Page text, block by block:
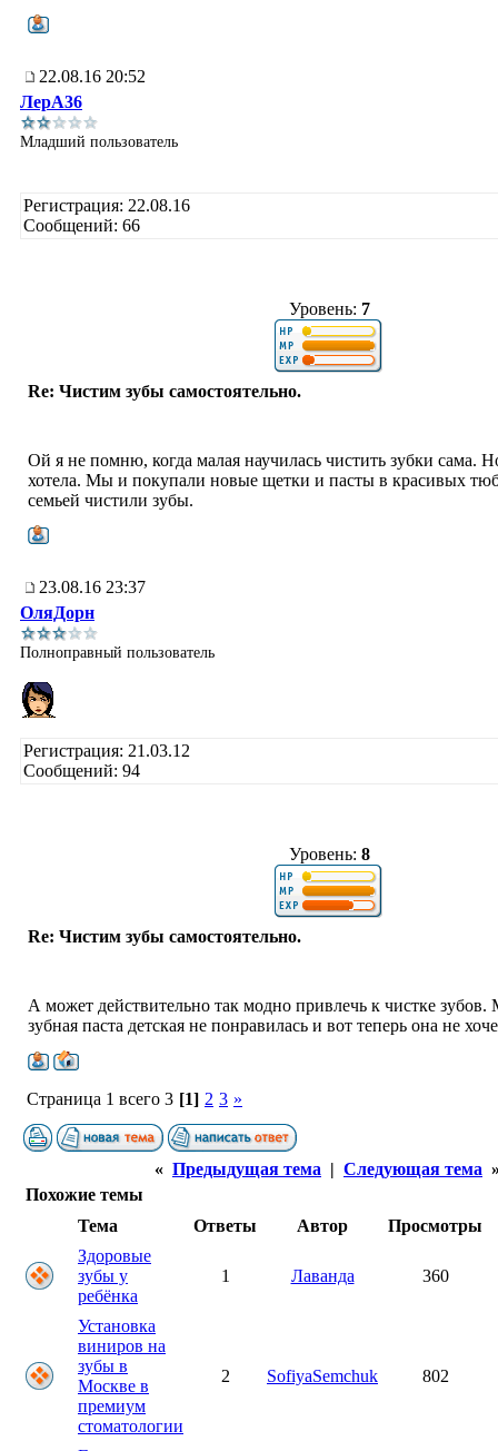
22.08.16 20:52
ЛерА36
Младший пользователь
Регистрация: 22.08.16
Сообщений: 66
Уровень: 7
Re: Чистим зубы самостоятельно.
Ой я не помню, когда малая научилась чистить зубки сама.
хотела. Мы и покупали новые щетки и пасты в красивых
семьей чистили зубы.
23.08.16 23:37
ОляДорн
Полноправный пользователь
Регистрация: 21.03.12
Сообщений: 94
Уровень: 8
Re: Чистим зубы самостоятельно.
А может действительно так модно привлечь к чистке зубов.
зубная паста детская не понравилась и вот теперь она не
Страница 1 всего 3 [1] 2 3 »
« Предыдущая тема | Следующая тема
Похожие темы
Тема
Ответы Автор
Просмотры
Здоровые
зубы у
ребёнка
1 Лаванда 360
Установка
виниров на
зубы в
Москве в
премиум
стоматологии
2 SofiyaSemchuk 802